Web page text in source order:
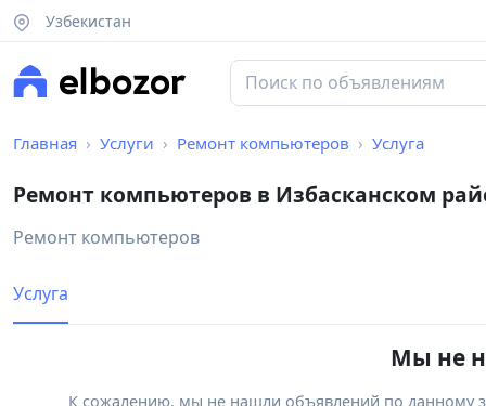
Узбекистан
Главная Услуги Ремонт компьютеров Услуга
Ремонт компьютеров в Избасканском
Ремонт компьютеров
Услуга
Мы не
К сожалению, мы не нашли объявлений по данному